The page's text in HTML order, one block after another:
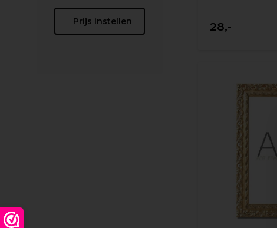
Prijs instellen 28,-